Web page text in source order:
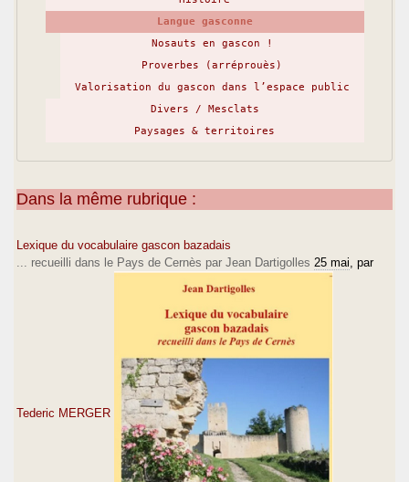
Langue gasconne
Nosauts en gascon !
Proverbes (arréprouès)
Valorisation du gascon dans l’espace public
Divers / Mesclats
Paysages & territoires
Dans la même rubrique :
Lexique du vocabulaire gascon bazadais
... recueilli dans le Pays de Cernès par Jean Dartigolles 25 mai , par
Tederic MERGER